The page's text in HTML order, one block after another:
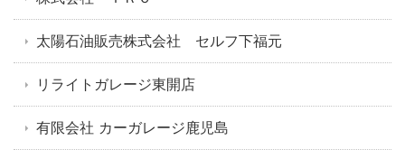
太陽石油販売株式会社 セルフ下福元
リライトガレージ東開店
有限会社 カーガレージ鹿児島